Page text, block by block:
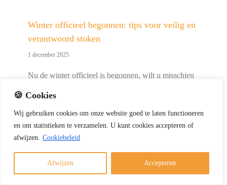
🍪 Cookies
Wij gebruiken cookies om onze website goed te laten functioneren
en om statistieken te verzamelen. U kunt cookies accepteren of
afwijzen. Cookiebeleid
Afwijzen Accepteren
Winter officieel begonnen: tips voor veilig en
verantwoord stoken
1 december 2025
Nu de winter officieel is begonnen, wilt u misschien
stookt u veilig, verantwoord en volgens de geldende
regels. Veilig en verantwoord stoken kort samengevat
Gebruik alleen droog en schoon hout Laat de [...]